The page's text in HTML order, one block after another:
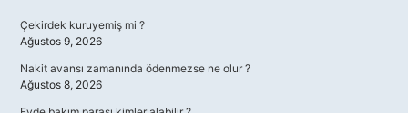
Çekirdek kuruyemiş mi ?
Ağustos 9, 2026
Nakit avansı zamanında ödenmezse ne olur ?
Ağustos 8, 2026